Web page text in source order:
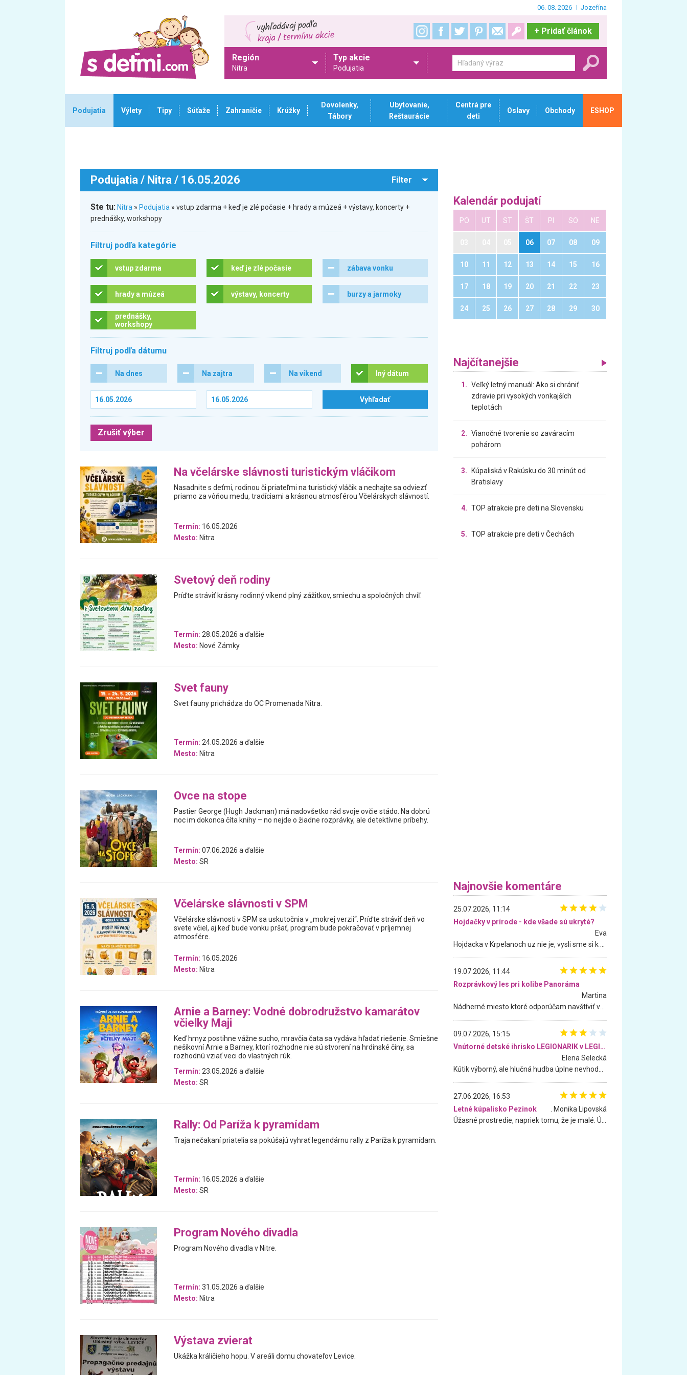
06. 08. 2026 Jozefína
+ Pridať článok
Región
Nitra
Typ akcie
Podujatia
Podujatia Výlety Tipy Súťaže Zahraničie Krúžky
Dovolenky,
Tábory
Ubytovanie,
Reštaurácie
Centrá pre
deti
Oslavy Obchody ESHOP
Podujatia / Nitra / 16.05.2026 Filter
Ste tu: Nitra » Podujatia » vstup zdarma + keď je zlé počasie + hrady a múzeá + výstavy, koncerty +
prednášky, workshopy
Filtruj podľa kategórie
vstup zdarma keď je zlé počasie zábava vonku
hrady a múzeá výstavy, koncerty burzy a jarmoky
prednášky,
workshopy
Filtruj podľa dátumu
Na dnes Na zajtra Na víkend Iný dátum
Zrušiť výber
Na včelárske slávnosti turistickým vláčikom
Nasadnite s deťmi, rodinou či priateľmi na turistický vláčik a nechajte sa odviezť
priamo za vôňou medu, tradíciami a krásnou atmosférou Včelárskych slávností.
Termín: 16.05.2026
Mesto: Nitra
Svetový deň rodiny
Príďte stráviť krásny rodinný víkend plný zážitkov, smiechu a spoločných chvíľ.
Termín: 28.05.2026 a ďalšie
Mesto: Nové Zámky
Svet fauny
Svet fauny prichádza do OC Promenada Nitra.
Termín: 24.05.2026 a ďalšie
Mesto: Nitra
Ovce na stope
Pastier George (Hugh Jackman) má nadovšetko rád svoje ovčie stádo. Na dobrú
noc im dokonca číta knihy – no nejde o žiadne rozprávky, ale detektívne príbehy.
Termín: 07.06.2026 a ďalšie
Mesto: SR
Včelárske slávnosti v SPM
Včelárske slávnosti v SPM sa uskutočnia v „mokrej verzii“. Príďte stráviť deň vo
svete včiel, aj keď bude vonku pršať, program bude pokračovať v príjemnej
atmosfére.
Termín: 16.05.2026
Mesto: Nitra
Arnie a Barney: Vodné dobrodružstvo kamarátov
včielky Maji
Keď hmyz postihne vážne sucho, mravčia čata sa vydáva hľadať riešenie. Smiešne
nešikovní Arnie a Barney, ktorí rozhodne nie sú stvorení na hrdinské činy, sa
rozhodnú vziať veci do vlastných rúk.
Termín: 23.05.2026 a ďalšie
Mesto: SR
Rally: Od Paríža k pyramídam
Traja nečakaní priatelia sa pokúšajú vyhrať legendárnu rally z Paríža k pyramídam.
Termín: 16.05.2026 a ďalšie
Mesto: SR
Program Nového divadla
Program Nového divadla v Nitre.
Termín: 31.05.2026 a ďalšie
Mesto: Nitra
Výstava zvierat
Ukážka králičieho hopu. V areáli domu chovateľov Levice.
Kalendár podujatí
PO UT ST ŠT PI SO NE
06 07 08 09
10 11 12 13 14 15 16
17 18 19 20 21 22 23
24 25 26 27 28 29 30
Najčítanejšie
1. Veľký letný manuál: Ako si chrániť
zdravie pri vysokých vonkajších
teplotách
2. Vianočné tvorenie so zaváracím
pohárom
3.
Kúpaliská v Rakúsku do 30 minút od
Bratislavy
4. TOP atrakcie pre deti na Slovensku
5. TOP atrakcie pre deti v Čechách
Najnovšie komentáre
25.07.2026, 11:14
Hojdačky v prírode - kde všade sú ukryté?
Eva
19.07.2026, 11:44
Rozprávkový les pri kolibe Panoráma
Martina
09.07.2026, 15:15
Vnútorné detské ihrisko LEGIONARIK v LEGIA Fitness
Elena Selecká
27.06.2026, 16:53
Letné kúpalisko Pezinok
. Monika Lipovská